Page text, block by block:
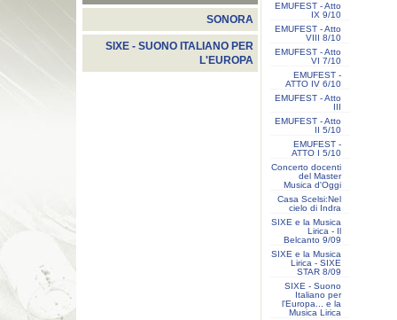
SONORA
SIXE - SUONO ITALIANO PER
L'EUROPA
EMUFEST - Atto
IX 9/10
EMUFEST - Atto
VIII 8/10
EMUFEST - Atto
VI 7/10
EMUFEST -
ATTO IV 6/10
EMUFEST - Atto
III
EMUFEST - Atto
II 5/10
EMUFEST -
ATTO I 5/10
Concerto docenti
del Master
Musica d'Oggi
Casa Scelsi:Nel
cielo di Indra
SIXE e la Musica
Lirica - Il
Belcanto 9/09
SIXE e la Musica
Lirica - SIXE
STAR 8/09
SIXE - Suono
Italiano per
l'Europa... e la
Musica Lirica